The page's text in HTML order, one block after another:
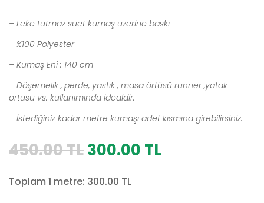
– Leke tutmaz süet kumaş üzerine baskı
– %100 Polyester
– Kumaş Eni : 140 cm
– Döşemelik , perde, yastık , masa örtüsü runner ,yatak
örtüsü vs. kullanımında idealdir.
– İstediğiniz kadar metre kumaşı adet kısmına girebilirsiniz.
450.00TLOrijinal
450.00 TL.
300.00 TLŞu
Toplam 1 metre: 300.00 TL